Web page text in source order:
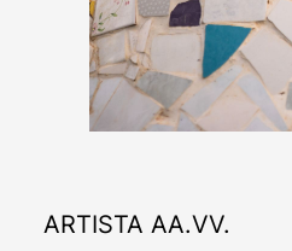
ARTISTA AA.VV.